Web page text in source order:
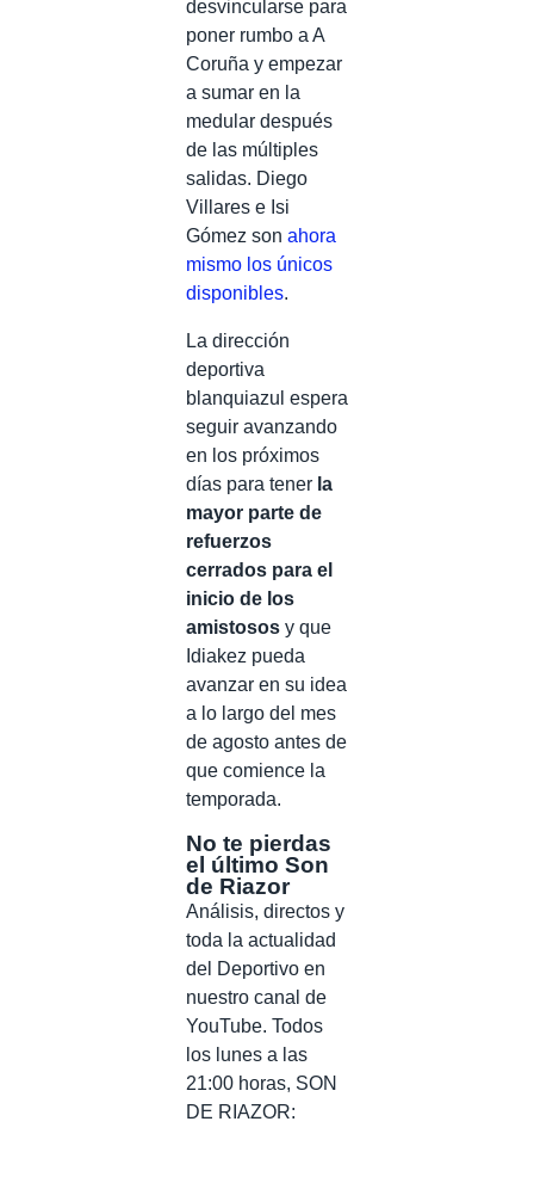
desvincularse para
poner rumbo a A
Coruña y empezar
a sumar en la
medular después
de las múltiples
salidas. Diego
Villares e Isi
Gómez son ahora
mismo los únicos
disponibles.
La dirección
deportiva
blanquiazul espera
seguir avanzando
en los próximos
días para tener la
mayor parte de
refuerzos
cerrados para el
inicio de los
amistosos y que
Idiakez pueda
avanzar en su idea
a lo largo del mes
de agosto antes de
que comience la
temporada.
No te pierdas
el último Son
de Riazor
Análisis, directos y
toda la actualidad
del Deportivo en
nuestro canal de
YouTube. Todos
los lunes a las
21:00 horas, SON
DE RIAZOR: